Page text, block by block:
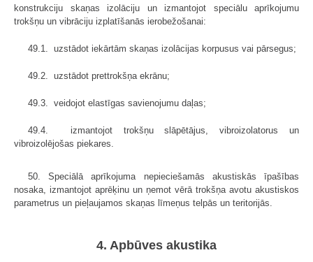
konstrukciju skaņas izolāciju un izmantojot speciālu aprīkojumu
trokšņu un vibrāciju izplatīšanās ierobežošanai:
49.1. uzstādot iekārtām skaņas izolācijas korpusus vai pārsegus;
49.2. uzstādot prettrokšņa ekrānu;
49.3. veidojot elastīgas savienojumu daļas;
49.4. izmantojot trokšņu slāpētājus, vibroizolatorus un
vibroizolējošas piekares.
50. Speciālā aprīkojuma nepieciešamās akustiskās īpašības
nosaka, izmantojot aprēķinu un ņemot vērā trokšņa avotu akustiskos
parametrus un pieļaujamos skaņas līmeņus telpās un teritorijās.
4. Apbūves akustika